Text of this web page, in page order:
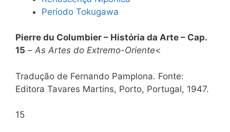
Período Tokugawa
Pierre du Columbier – História da Arte – Cap.
15 – As Artes do Extremo-Oriente<
Tradução de Fernando Pamplona. Fonte:
Editora Tavares Martins, Porto, Portugal, 1947.
15